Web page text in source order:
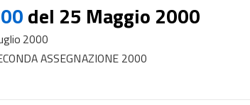
del 25 Maggio 2000
2000
ASSEGNAZIONE 2000